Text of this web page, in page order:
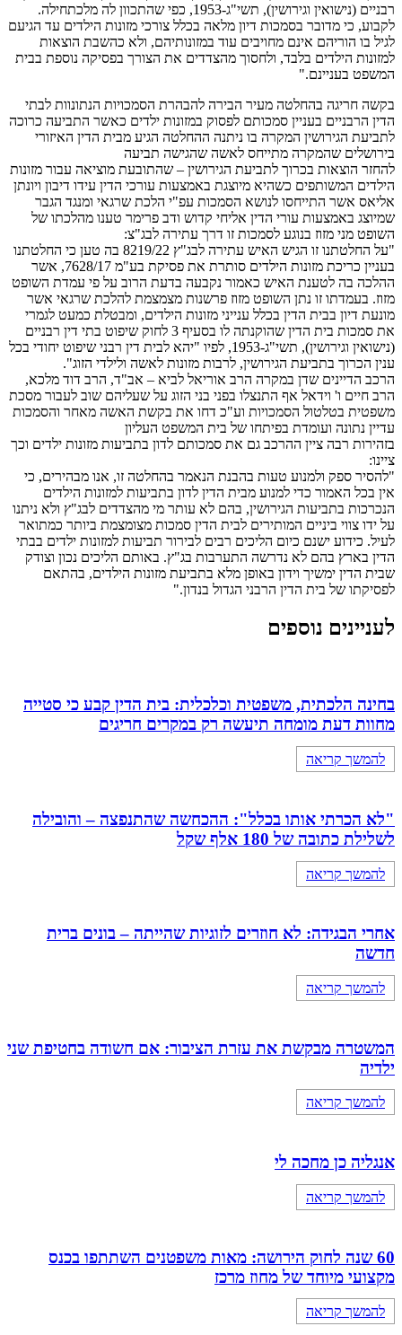
רבניים (נישואין וגירושין), תשי"ג-1953, כפי שהתכוון לה מלכתחילה.
לקבוע, כי מדובר בסמכות דיון מלאה בכלל צורכי מזונות הילדים עד הגיעם
לגיל בו הוריהם אינם מחויבים עוד במזונותיהם, ולא כהשבת הוצאות
למזונות הילדים בלבד, ולחסוך מהצדדים את הצורך בפסיקה נוספת בבית
המשפט בעניינם."
בקשה חריגה בהחלטה מעיר הבירה להבהרת הסמכויות הנתונוות לבתי
הדין הרבניים בעניין סמכותם לפסוק במזונות ילדים כאשר התביעה כרוכה
לתביעת הגירושין המקרה בו ניתנה ההחלטה הגיע מבית הדין האיזורי
בירושלים שהמקרה מתייחס לאשה שהגישה תביעה
להחזר הוצאות בכרוך לתביעת הגירושין – שהתובעת מוציאה עבור מזונות
הילדים המשותפים כשהיא מיוצגת באמצעות עורכי הדין עידו דיבון ויונתן
אליאס אשר התייחסו לנושא הסמכות עפ"י הלכת שרגאי ומנגד הגבר
שמיוצג באמצעות עורי הדין אליחי קדוש ודב פרימר טענו מהלכתו של
השופט מני מזוז בנוגע לסמכות זו דרך עתירה לבג"צ:
"על החלטתנו זו הגיש האיש עתירה לבג"ץ 8219/22 בה טען כי החלטתנו
בעניין כריכת מזונות הילדים סותרת את פסיקת בע"מ 7628/17, אשר
ההלכה בה לטענת האיש כאמור נקבעה בדעת הרוב על פי עמדת השופט
מזוז. בעמדתו זו נתן השופט מזוז פרשנות מצמצמת להלכת שרגאי אשר
מונעת דיון בבית הדין בכלל ענייני מזונות הילדים, ומבטלת כמעט לגמרי
את סמכות בית הדין שהוקנתה לו בסעיף 3 לחוק שיפוט בתי דין רבניים
(נישואין וגירושין), תשי"ג-1953, לפיו "יהא לבית דין רבני שיפוט יחודי בכל
ענין הכרוך בתביעת הגירושין, לרבות מזונות לאשה ולילדי הזוג".
הרכב הדיינים שדן במקרה הרב אוריאל לביא – אב"ד, הרב דוד מלכא,
הרב חיים ו' וידאל אף התנצלו בפני בני הזוג על שעליהם שוב לעבור מסכת
משפטית בטלטול הסמכויות וע"כ דחו את בקשת האשה מאחר והסמכות
עדיין נתונה ועומדת בפיתחו של בית המשפט העליון
בזהירות רבה ציין ההרכב גם את סמכותם לדון בתביעות מזונות ילדים וכך
ציינו:
"להסיר ספק ולמנוע טעות בהבנת הנאמר בהחלטה זו, אנו מבהירים, כי
אין בכל האמור כדי למנוע מבית הדין לדון בתביעות למזונות הילדים
הנכרכות בתביעות הגירושין, בהם לא עותר מי מהצדדים לבג"ץ ולא ניתנו
על ידו צווי ביניים המותירים לבית הדין סמכות מצומצמת ביותר כמתואר
לעיל. כידוע ישנם כיום הליכים רבים לבירור תביעות למזונות ילדים בבתי
הדין בארץ בהם לא נדרשה התערבות בג"ץ. באותם הליכים נכון וצודק
שבית הדין ימשיך וידון באופן מלא בתביעת מזונות הילדים, בהתאם
לפסיקתו של בית הדין הרבני הגדול בנדון."
לעניינים נוספים
בחינה הלכתית, משפטית וכלכלית: בית הדין קבע כי סטייה
מחוות דעת מומחה תיעשה רק במקרים חריגים
להמשך קריאה
"לא הכרתי אותו בכלל": ההכחשה שהתנפצה – והובילה
לשלילת כתובה של 180 אלף שקל
להמשך קריאה
אחרי הבגידה: לא חוזרים לזוגיות שהייתה – בונים ברית
חדשה
להמשך קריאה
המשטרה מבקשת את עזרת הציבור: אם חשודה בחטיפת שני
ילדיה
להמשך קריאה
אנגליה כן מחכה לי
להמשך קריאה
60 שנה לחוק הירושה: מאות משפטנים השתתפו בכנס
מקצועי מיוחד של מחוז מרכז
להמשך קריאה